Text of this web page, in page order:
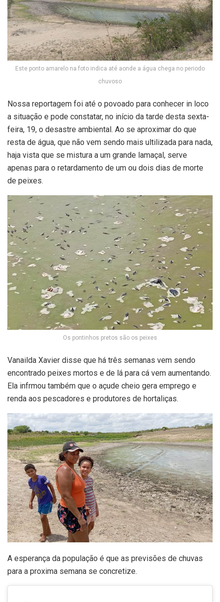
Este ponto amarelo na foto indica até aonde a água chega no periodo
chuvoso
Nossa reportagem foi até o povoado para conhecer in loco
a situação e pode constatar, no início da tarde desta sexta-
feira, 19, o desastre ambiental. Ao se aproximar do que
resta de água, que não vem sendo mais ultilizada para nada,
haja vista que se mistura a um grande lamaçal, serve
apenas para o retardamento de um ou dois dias de morte
de peixes.
Os pontinhos pretos são os peixes
Vanailda Xavier disse que há três semanas vem sendo
encontrado peixes mortos e de lá para cá vem aumentando.
Ela infrmou também que o açude cheio gera emprego e
renda aos pescadores e produtores de hortaliças.
A esperança da população é que as previsões de chuvas
para a proxima semana se concretize.